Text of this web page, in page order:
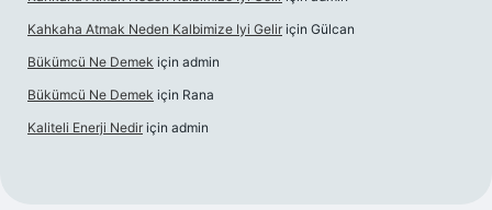
Kahkaha Atmak Neden Kalbimize Iyi Gelir için Gülcan
Bükümcü Ne Demek için admin
Bükümcü Ne Demek için Rana
Kaliteli Enerji Nedir için admin